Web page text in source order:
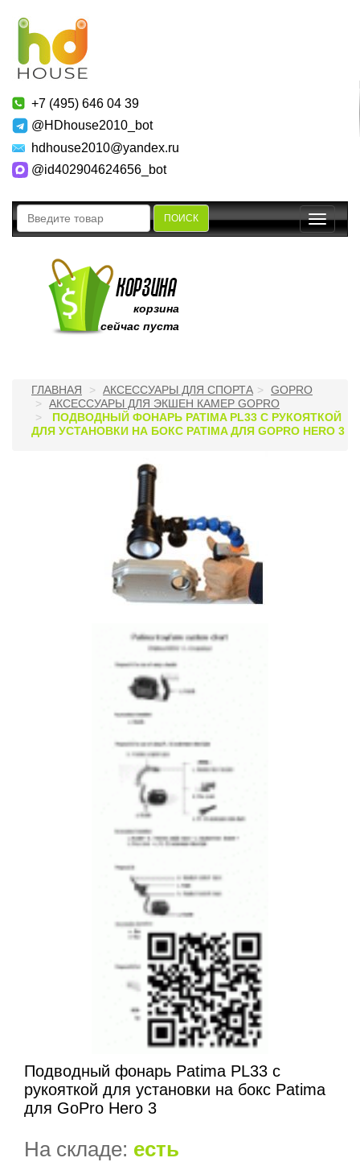
+7 (495) 646 04 39
@HDhouse2010_bot
hdhouse2010@yandex.ru
@id402904624656_bot
ПОИСК
Toggle
корзина
сейчас пуста
ГЛАВНАЯ АКСЕССУАРЫ ДЛЯ СПОРТА
GOPRO
АКСЕССУАРЫ ДЛЯ ЭКШЕН КАМЕР GOPRO
ПОДВОДНЫЙ ФОНАРЬ PATIMA PL33 С РУКОЯТКОЙ
ДЛЯ УСТАНОВКИ НА БОКС PATIMA ДЛЯ GOPRO HERO 3
Подводный фонарь Patima PL33 с
рукояткой для установки на бокс Patima
для GoPro Hero 3
На складе: есть